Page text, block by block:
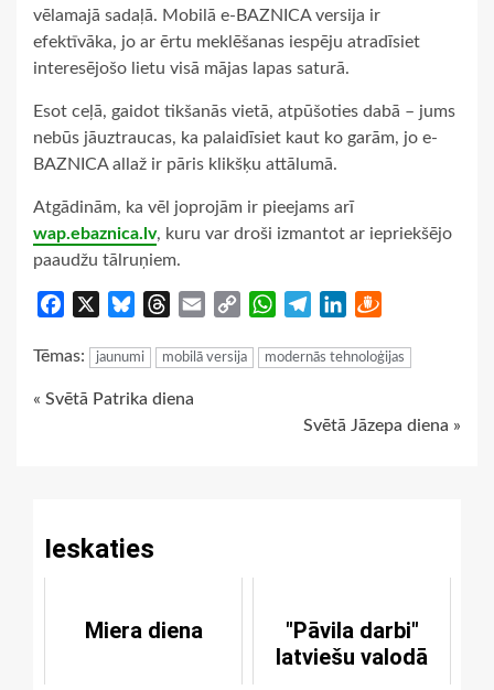
vēlamajā sadaļā. Mobilā e-BAZNICA versija ir
efektīvāka, jo ar ērtu meklēšanas iespēju atradīsiet
interesējošo lietu visā mājas lapas saturā.
Esot ceļā, gaidot tikšanās vietā, atpūšoties dabā – jums
nebūs jāuztraucas, ka palaidīsiet kaut ko garām, jo e-
BAZNICA allaž ir pāris klikšķu attālumā.
Atgādinām, ka vēl joprojām ir pieejams arī
wap.ebaznica.lv, kuru var droši izmantot ar iepriekšējo
paaudžu tālruņiem.
Facebook BlueskyThreads
Email
Copy
WhatsApp
TelegramLinkedIn
Tēmas: jaunumi mobilā versija modernās tehnoloģijas
Continue
« Svētā Patrika diena
Svētā Jāzepa diena »
Ieskaties
Miera diena
"Pāvila darbi"
latviešu valodā